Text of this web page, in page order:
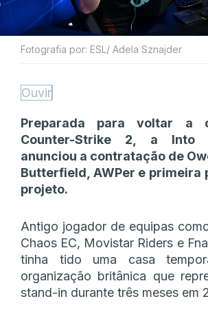
Fotografia por: ESL/ Adela Sznajder
Ouvir
Preparada para voltar a
Counter-Strike 2, a Into
anunciou a contratação de
Butterfield, AWPer e primeira
projeto.
Antigo jogador de equipas
Chaos EC, Movistar Riders e
tinha tido uma casa
organização britânica que
stand-in durante três meses em